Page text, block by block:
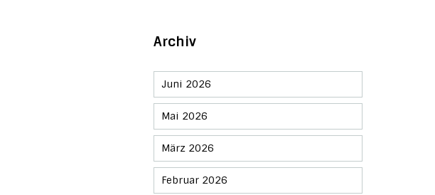
Archiv
Juni 2026
Mai 2026
März 2026
Februar 2026